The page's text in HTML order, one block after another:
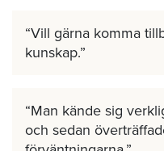
Vill gärna komma
kunskap.
Man kände sig
och sedan